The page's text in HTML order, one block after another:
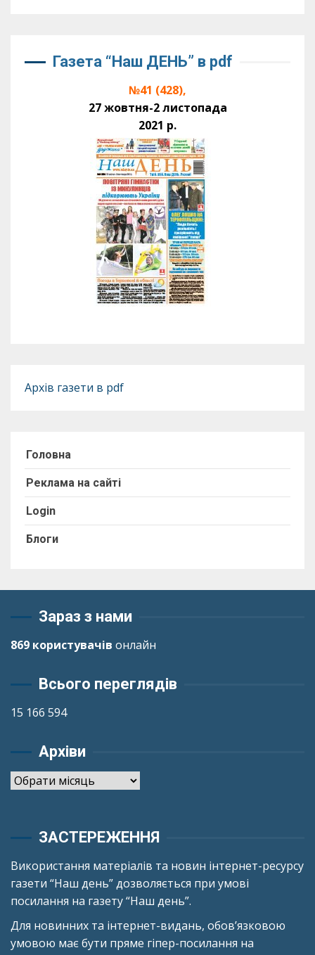
Газета “Наш ДЕНЬ” в pdf
№41 (428),
27 жовтня-2 листопада
2021 р.
Архів газети в pdf
Головна
Реклама на сайті
Login
Блоги
Зараз з нами
869 користувачів онлайн
Всього переглядів
15 166 594
Архіви
Архіви
ЗАСТЕРЕЖЕННЯ
Використання матеріалів та новин інтернет-ресурсу
газети “Наш день” дозволяється при умові
посилання на газету “Наш день”.
Для новинних та інтернет-видань, обов’язковою
умовою має бути пряме гіпер-посилання на